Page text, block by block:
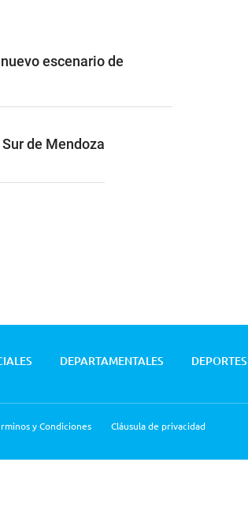
escenario de
de Mendoza
DEPARTAMENTALES DEPORTES
y Condiciones Cláusula de privacidad